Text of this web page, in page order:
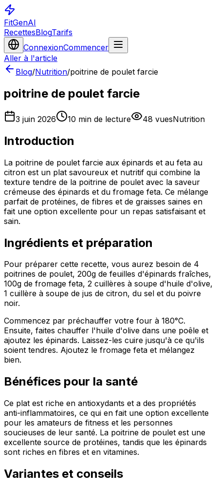
FitGenAI
RecettesBlogTarifs
ConnexionCommencer
Aller à l'article
Blog/Nutrition/poitrine de poulet farcie
poitrine de poulet farcie
3 juin 2026 10 min de lecture 48 vuesNutrition
Introduction
La poitrine de poulet farcie aux épinards et au feta au
citron est un plat savoureux et nutritif qui combine la
texture tendre de la poitrine de poulet avec la saveur
crémeuse des épinards et du fromage feta. Ce mélange
parfait de protéines, de fibres et de graisses saines en
fait une option excellente pour un repas satisfaisant et
sain.
Ingrédients et préparation
Pour préparer cette recette, vous aurez besoin de 4
poitrines de poulet, 200g de feuilles d'épinards fraîches,
100g de fromage feta, 2 cuillères à soupe d'huile d'olive,
1 cuillère à soupe de jus de citron, du sel et du poivre
noir.
Commencez par préchauffer votre four à 180°C.
Ensuite, faites chauffer l'huile d'olive dans une poêle et
ajoutez les épinards. Laissez-les cuire jusqu'à ce qu'ils
soient tendres. Ajoutez le fromage feta et mélangez
bien.
Bénéfices pour la santé
Ce plat est riche en antioxydants et a des propriétés
anti-inflammatoires, ce qui en fait une option excellente
pour les amateurs de fitness et les personnes
soucieuses de leur santé. La poitrine de poulet est une
excellente source de protéines, tandis que les épinards
sont riches en fibres et en vitamines.
Variantes et conseils